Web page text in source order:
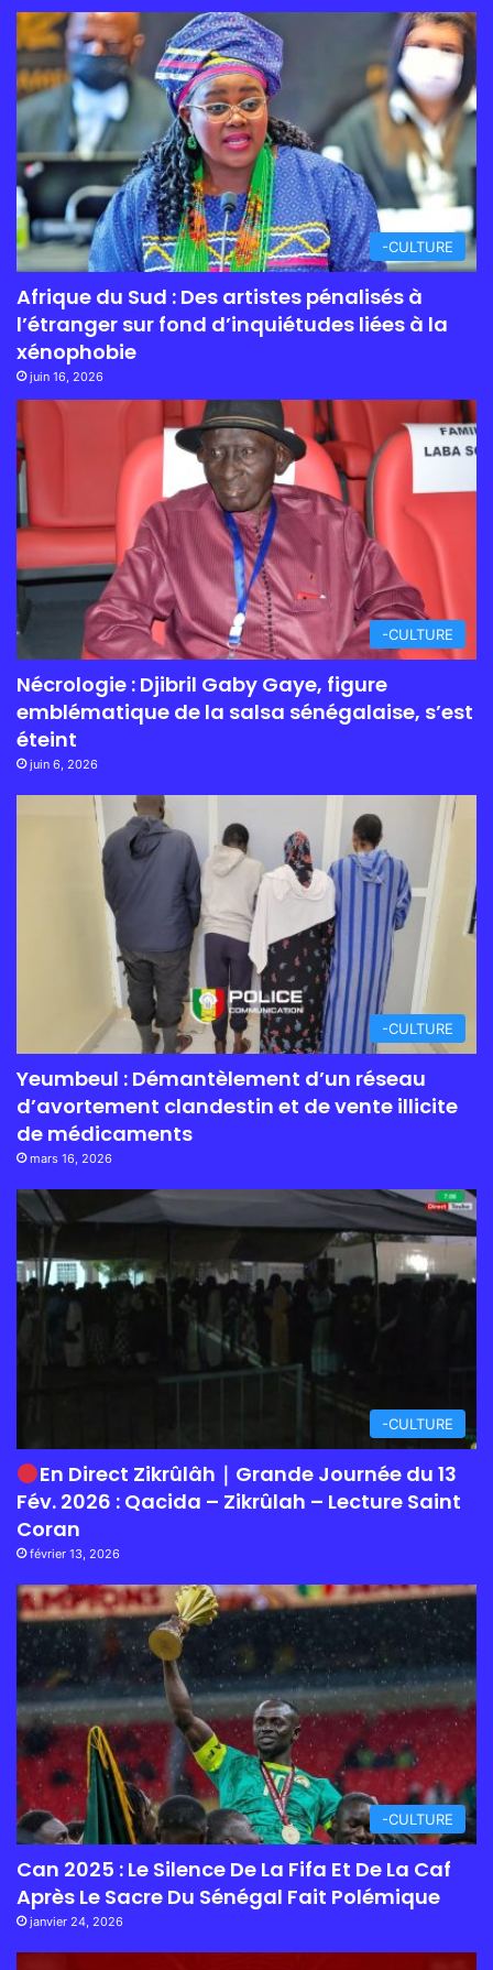
-CULTURE
Afrique du Sud : Des artistes pénalisés à
l’étranger sur fond d’inquiétudes liées à la
xénophobie
juin 16, 2026
-CULTURE
Nécrologie : Djibril Gaby Gaye, figure
emblématique de la salsa sénégalaise, s’est
éteint
juin 6, 2026
-CULTURE
Yeumbeul : Démantèlement d’un réseau
d’avortement clandestin et de vente illicite
de médicaments
mars 16, 2026
-CULTURE
En Direct Zikrûlâh｜Grande Journée du 13
Fév. 2026 : Qacida – Zikrûlah – Lecture Saint
Coran
février 13, 2026
-CULTURE
Can 2025 : Le Silence De La Fifa Et De La Caf
Après Le Sacre Du Sénégal Fait Polémique
janvier 24, 2026